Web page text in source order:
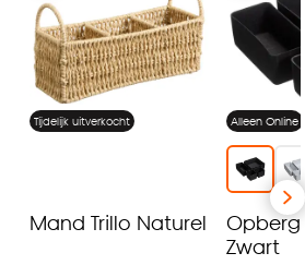
Tijdelijk uitverkocht
Mand Trillo Naturel
Alleen Online
Zwart